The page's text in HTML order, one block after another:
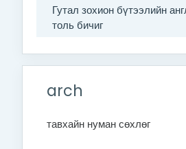
Гутал зохион бүтээлийн
толь бичиг
arch
тавхайн нуман сөхлөг